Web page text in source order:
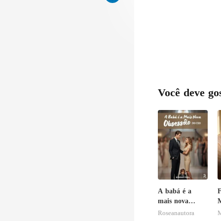
Você deve
A babá é a
mais nova
obsessão do
Roseanautora